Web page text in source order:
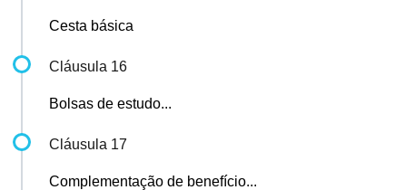
Cesta básica
Cláusula 16
Bolsas de estudo...
Cláusula 17
Complementação de benefício...